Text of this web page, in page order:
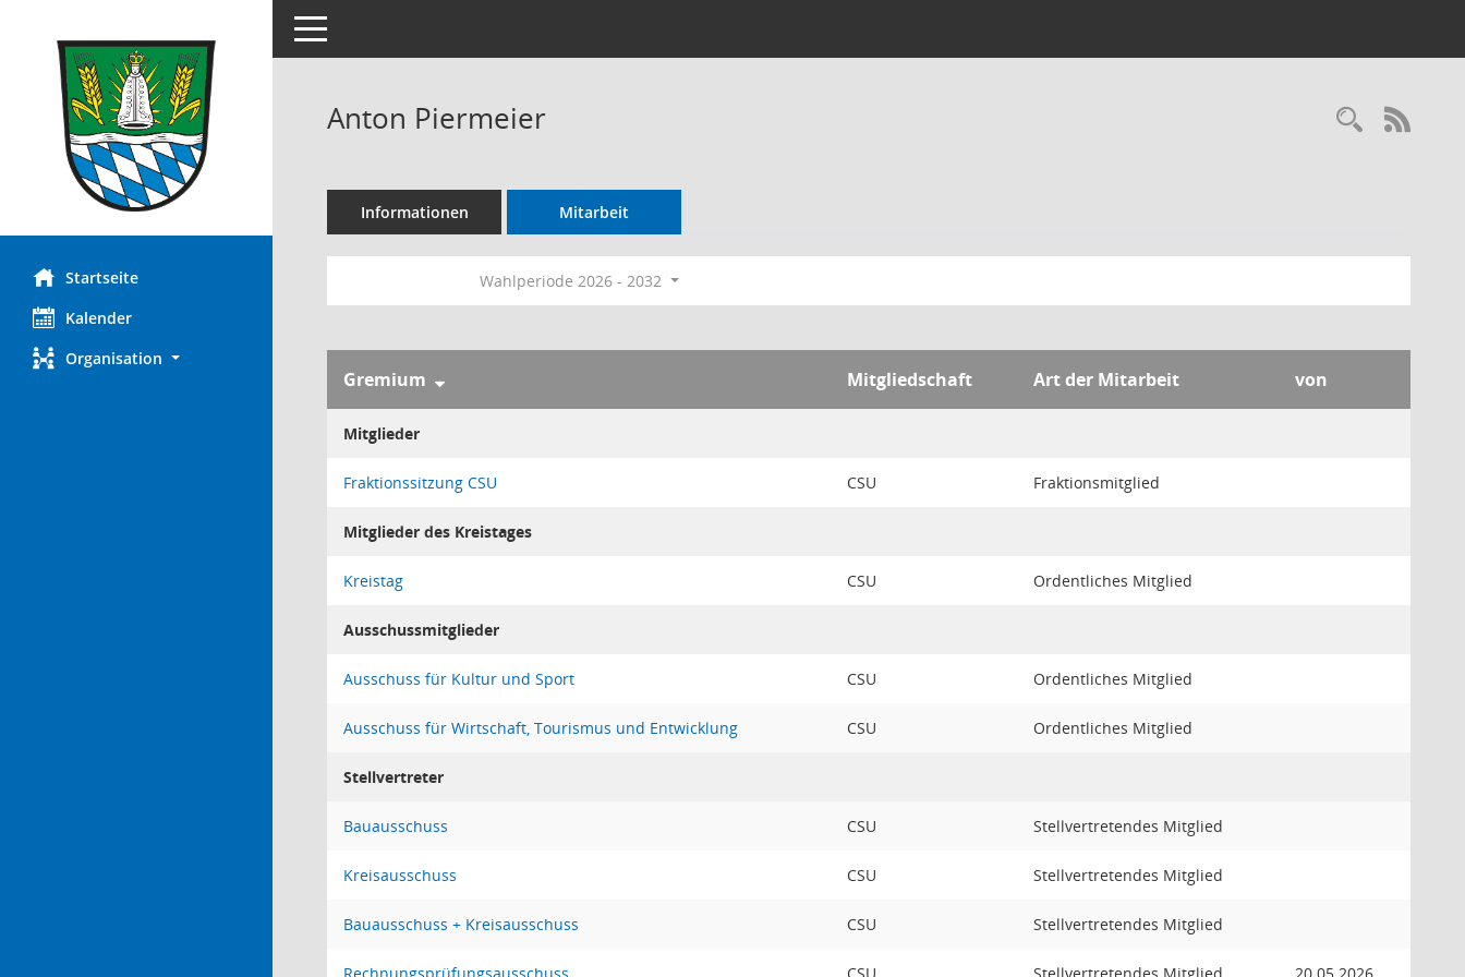
Startseite
Kalender
Organisation
Toggle navigation
Anton Piermeier
Informationen Mitarbeit
Wahlperiode 2026 - 2032
Gremium Mitgliedschaft Art der Mitarbeit von
Mitglieder
Fraktionssitzung CSU CSU Fraktionsmitglied
Mitglieder des Kreistages
Kreistag CSU Ordentliches Mitglied
Ausschussmitglieder
Ausschuss für Kultur und Sport CSU Ordentliches Mitglied
Ausschuss für Wirtschaft, Tourismus und Entwicklung CSU Ordentliches Mitglied
Stellvertreter
Bauausschuss CSU Stellvertretendes Mitglied
Kreisausschuss CSU Stellvertretendes Mitglied
Bauausschuss + Kreisausschuss CSU Stellvertretendes Mitglied